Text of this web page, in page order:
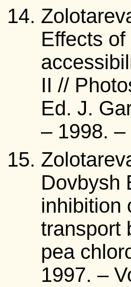
Effects
II //
Ed. J.
– 1998. –
Dovbysh
inhibition
transport
pea
1997. –